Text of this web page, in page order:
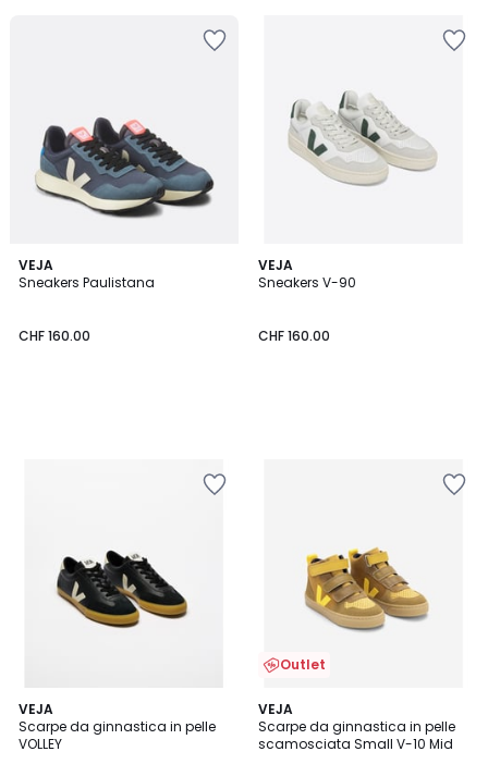
VEJA
Sneakers Paulistana
CHF 160.00
VEJA
Sneakers V-90
CHF 160.00
VEJA
Scarpe da ginnastica in pelle
VOLLEY
Outlet
VEJA
Scarpe da ginnastica in pelle
scamosciata Small V-10 Mid